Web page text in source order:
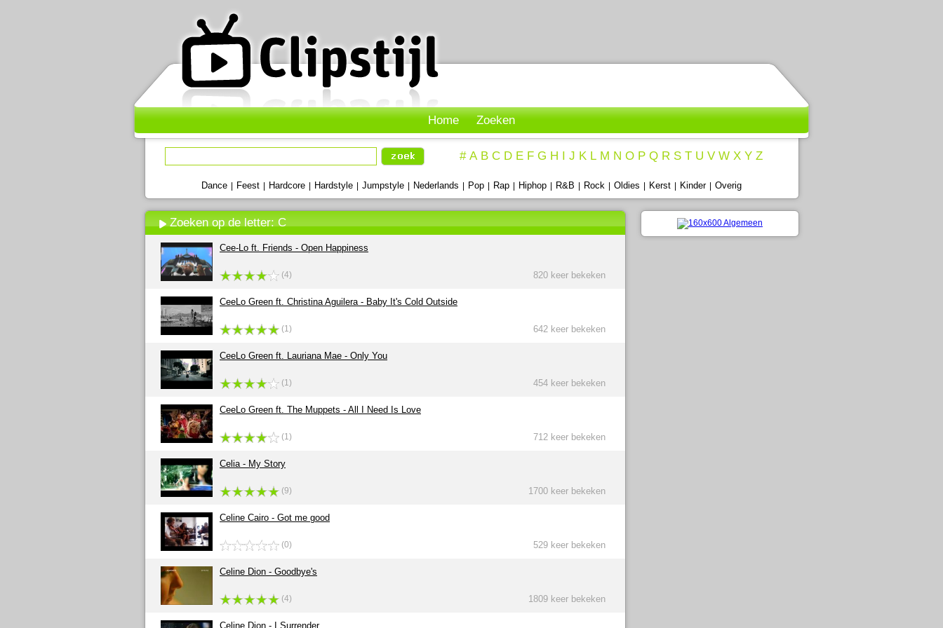
Home Zoeken
# A B C D E F G H I J K L M N O P Q R S T U V W X Y Z
Dance Feest Hardcore Hardstyle Jumpstyle Nederlands Pop Rap Hiphop R&B Rock Oldies Kerst Kinder| Overig
Zoeken op de letter: C
Cee-Lo ft. Friends - Open Happiness
(4) 820 keer bekeken
CeeLo Green ft. Christina Aguilera - Baby It's Cold Outside
(1) 642 keer bekeken
CeeLo Green ft. Lauriana Mae - Only You
(1) 454 keer bekeken
CeeLo Green ft. The Muppets - All I Need Is Love
(1) 712 keer bekeken
Celia - My Story
(9) 1700 keer bekeken
Celine Cairo - Got me good
(0) 529 keer bekeken
Celine Dion - Goodbye's
(4) 1809 keer bekeken
Celine Dion - I Surrender